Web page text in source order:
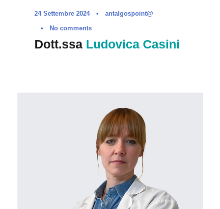
24 Settembre 2024 •
antalgospoint@
•
No comments
Dott.ssa Ludovica Casini